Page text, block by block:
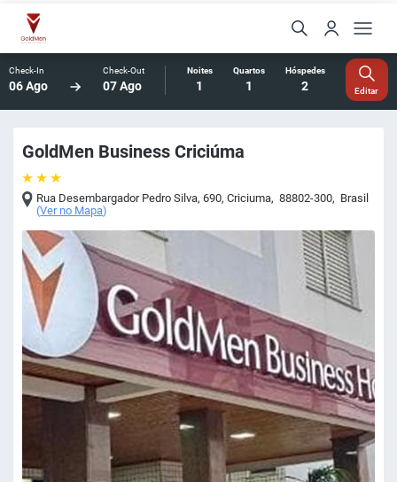
Check-In
06 Ago
Check-Out
07 Ago
Noites
1
Quartos
1
Hóspedes
2 Editar
GoldMen Business Criciúma
Rua Desembargador Pedro Silva, 690,Criciuma, 88802-300, Brasil
(Ver no Mapa)